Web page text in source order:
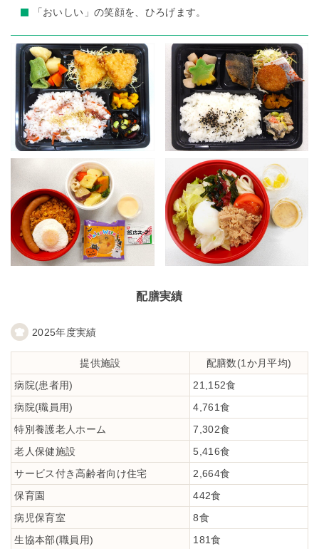
「おいしい」の笑顔を、ひろげます。
配膳実績
2025年度実績
提供施設
配膳数(1か月平均)
病院(患者用)
21,152食
病院(職員用)
4,761食
特別養護老人ホーム
7,302食
老人保健施設
5,416食
サービス付き高齢者向け住宅
2,664食
保育園
442食
病児保育室
8食
生協本部(職員用)
181食